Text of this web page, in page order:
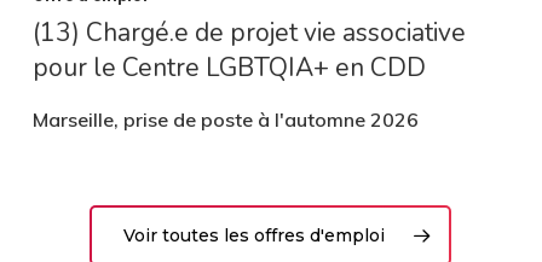
(13) Chargé.e de projet vie associative
pour le Centre LGBTQIA+ en CDD
Marseille, prise de poste à l'automne 2026
Voir toutes les offres d'emploi